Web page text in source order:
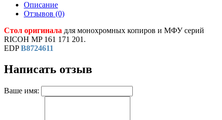
Описание
Отзывов (0)
Стол оригинала для монохромных копиров и МФУ серий
RICOH MP 161 171 201.
EDPB8724611
Написать отзыв
Ваше имя: